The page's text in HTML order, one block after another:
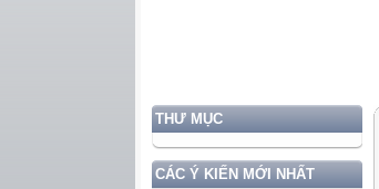
THƯ MỤC
CÁC Ý KIẾN MỚI NHẤT